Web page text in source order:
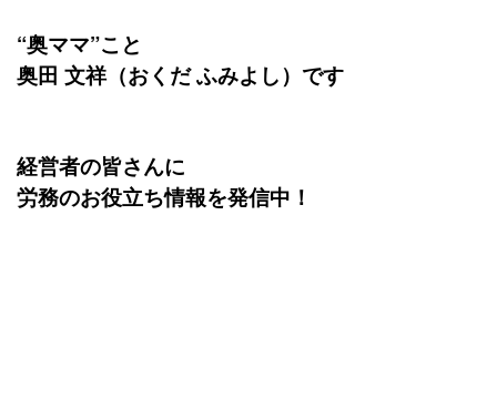
“奥ママ”こと
奥田 文祥（おくだ ふみよし）です
経営者の皆さんに
労務のお役立ち情報を発信中！